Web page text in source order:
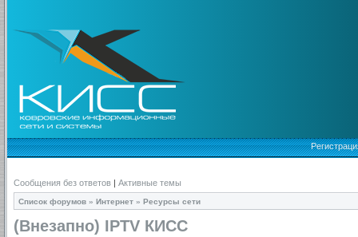
Сообщения без ответов | Активные темы
Список форумов » Интернет » Ресурсы сети
(Внезапно) IPTV КИСС